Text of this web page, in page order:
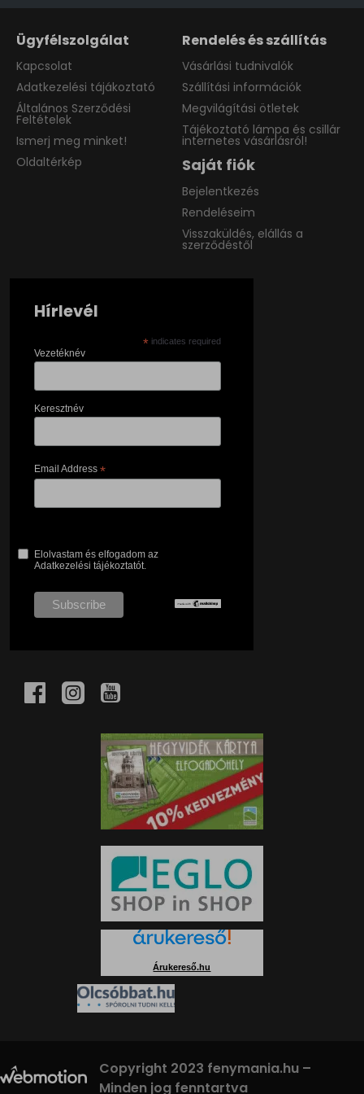
Ügyfélszolgálat
Kapcsolat
Adatkezelési tájákoztató
Általános Szerződési
Feltételek
Ismerj meg minket!
Oldaltérkép
Rendelés és szállítás
Vásárlási tudnivalók
Szállítási információk
Megvilágítási ötletek
Tájékoztató lámpa és csillár
internetes vásárlásról!
Saját fiók
Bejelentkezés
Rendeléseim
Visszaküldés, elállás a
szerződéstől
Hírlevél
* indicates required
Vezetéknév
Keresztnév
Email Address *
Elolvastam és elfogadom az
Adatkezelési tájékoztatót.
Árukereső.hu
Copyright 2023 fenymania.hu –
Minden jog fenntartva